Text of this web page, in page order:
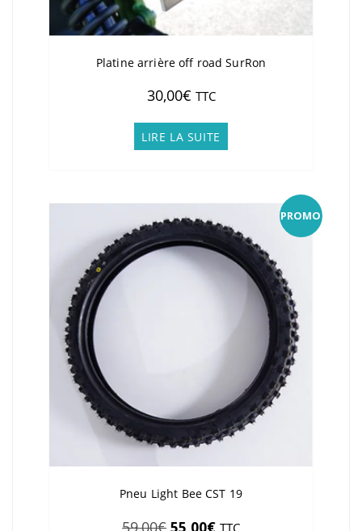
Platine arrière off road SurRon
30,00€ TTC
LIRE LA SUITE
PROMO
Pneu Light Bee CST 19
Le
Le